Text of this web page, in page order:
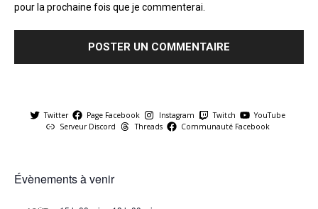
pour la prochaine fois que je commenterai.
Twitter Page Facebook Instagram Twitch
YouTube
Serveur Discord
Threads Communauté Facebook
Évènements à venir